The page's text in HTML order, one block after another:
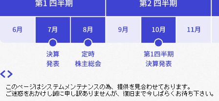
U-Way Oracle Cloud VMware Solution
U-Way Lite OCI Model
U-Way Migration to SAS Viya